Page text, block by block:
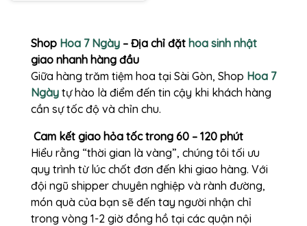
Shop Hoa 7 Ngày – Địa chỉ đặt hoa sinh nhật
giao nhanh hàng đầu
Giữa hàng trăm tiệm hoa tại Sài Gòn, Shop Hoa 7
Ngày tự hào là điểm đến tin cậy khi khách hàng
cần sự tốc độ và chỉn chu.
Cam kết giao hỏa tốc trong 60 – 120 phút
Hiểu rằng “thời gian là vàng”, chúng tôi tối ưu
quy trình từ lúc chốt đơn đến khi giao hàng. Với
đội ngũ shipper chuyên nghiệp và rành đường,
món quà của bạn sẽ đến tay người nhận chỉ
trong vòng 1-2 giờ đồng hồ tại các quận nội